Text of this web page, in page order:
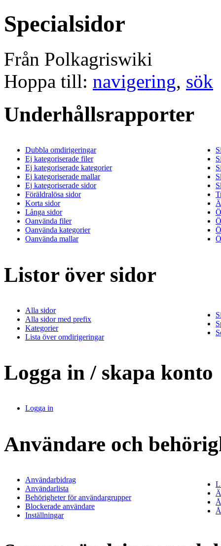
Specialsidor
Från Polkagriswiki
Hoppa till: navigering, sök
Underhållsrapporter
Dubbla omdirigeringar
Ej kategoriserade filer
Ej kategoriserade kategorier
Ej kategoriserade mallar
Ej kategoriserade sidor
Föräldralösa sidor
Korta sidor
Långa sidor
Oanvända filer
Oanvända kategorier
Oanvända mallar
Listor över sidor
Alla sidor
Alla sidor med prefix
Kategorier
Lista över omdirigeringar
Logga in / skapa konto
Logga in
Användare och
Användarbidrag
Användarlista
Behörigheter för användargrupper
Blockerade användare
Inställningar